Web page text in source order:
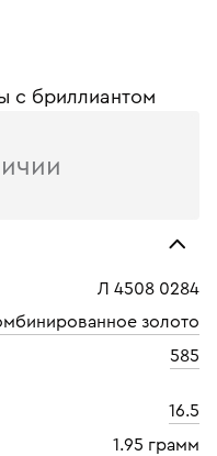
с бриллиантом
Л 4508 0284
золото
585
16.5
1.95 грамм